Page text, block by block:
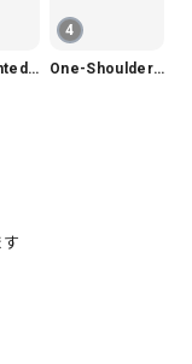
Mesh Pointed Toe Pumps V165
4
One-Shoulder Slim-Fit Flattering Mermaid Skirt Dress V2295